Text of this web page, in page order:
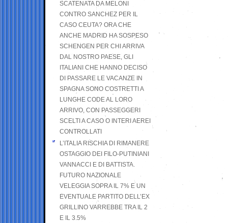
SCATENATA DA MELONI
CONTRO SANCHEZ PER IL
CASO CEUTA? ORA CHE
ANCHE MADRID HA SOSPESO
SCHENGEN PER CHI ARRIVA
DAL NOSTRO PAESE, GLI
ITALIANI CHE HANNO DECISO
DI PASSARE LE VACANZE IN
SPAGNA SONO COSTRETTI A
LUNGHE CODE AL LORO
ARRIVO, CON PASSEGGERI
SCELTI A CASO O INTERI AEREI
CONTROLLATI
L’ITALIA RISCHIA DI RIMANERE
OSTAGGIO DEI FILO-PUTINIANI
VANNACCI E DI BATTISTA.
FUTURO NAZIONALE
VELEGGIA SOPRA IL 7% E UN
EVENTUALE PARTITO DELL’EX
GRILLINO VARREBBE TRA IL 2
E IL 3.5%